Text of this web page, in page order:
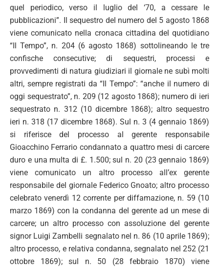
quel periodico, verso il luglio del ‘70, a cessare le
pubblicazioni”. Il sequestro del numero del 5 agosto 1868
viene comunicato nella cronaca cittadina del quotidiano
“Il Tempo”, n. 204 (6 agosto 1868) sottolineando le tre
confische consecutive; di sequestri, processi e
provvedimenti di natura giudiziari il giornale ne subì molti
altri, sempre registrati da “Il Tempo”: “anche il numero di
oggi sequestrato”, n. 209 (12 agosto 1868); numero di ieri
sequestrato n. 312 (10 dicembre 1868); altro sequestro
ieri n. 318 (17 dicembre 1868). Sul n. 3 (4 gennaio 1869)
si riferisce del processo al gerente responsabile
Gioacchino Ferrario condannato a quattro mesi di carcere
duro e una multa di £. 1.500; sul n. 20 (23 gennaio 1869)
viene comunicato un altro processo all’ex gerente
responsabile del giornale Federico Gnoato; altro processo
celebrato venerdì 12 corrente per diffamazione, n. 59 (10
marzo 1869) con la condanna del gerente ad un mese di
carcere; un altro processo con assoluzione del gerente
signor Luigi Zambelli segnalato nel n. 86 (10 aprile 1869);
altro processo, e relativa condanna, segnalato nel 252 (21
ottobre 1869); sul n. 50 (28 febbraio 1870) viene